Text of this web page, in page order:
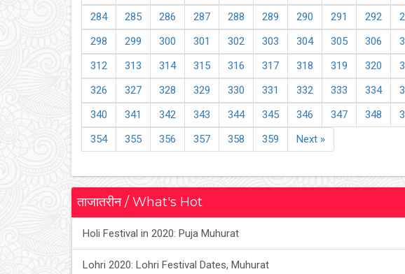
284
285 286 287 288 289 290 291 292
298
299 300 301 302 303 304 305 306
312
313 314 315 316 317 318 319 320
326
327 328 329 330 331 332 333 334
340
341 342 343 344 345 346 347 348
354
355 356 357 358 359 Next »
ताजातरीन / What's Hot
Holi Festival in 2020: Puja Muhurat
Lohri 2020: Lohri Festival Dates, Muhurat